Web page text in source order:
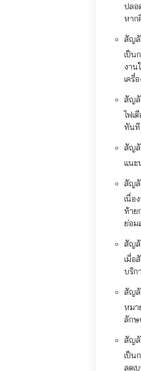
ปลอ
หาก
สัญลั
เป็น
งาน
เครื่
สัญ
ไฟเ
ทันที
สัญลั
แนะ
สัญลั
เนื่อ
ท้าย
ย่อม
สัญลั
เมื่อ
บริก
สัญลั
หมา
ลักษ
สัญลั
เป็น
ลดเ